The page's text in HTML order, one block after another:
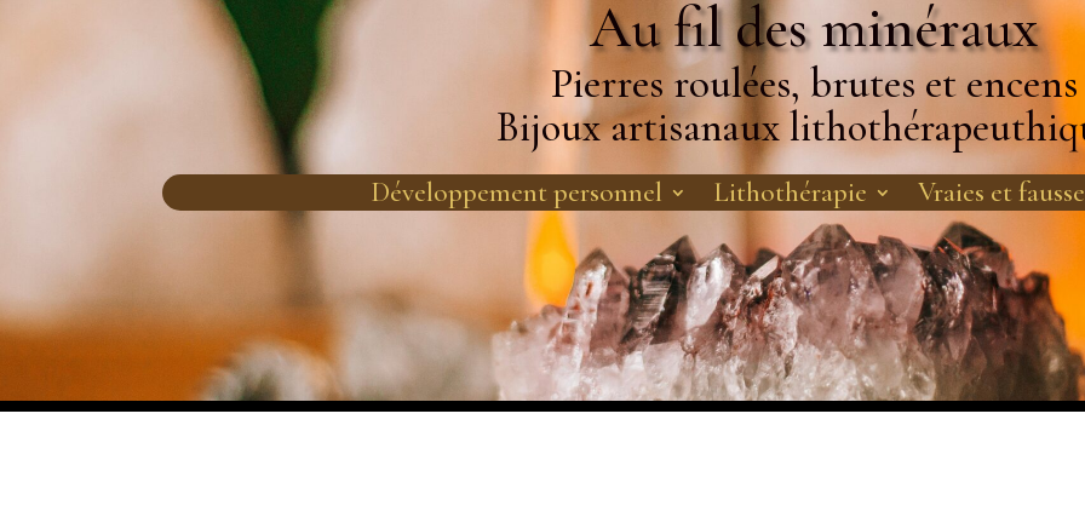
Au fil des minéraux
Pierres roulées, brutes et encens
Bijoux artisanaux
Développement personnel Lithothérapie Vraies et